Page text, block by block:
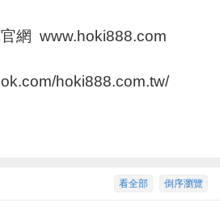
網 www.hoki888.com
hoki888.com.tw/
倒序瀏覽
看全部